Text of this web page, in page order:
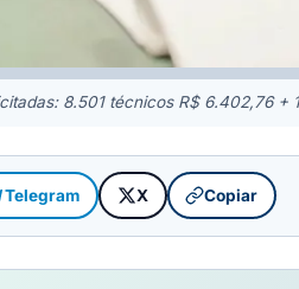
8.501 técnicos R$ 6.402,76 +
Telegram X Copiar